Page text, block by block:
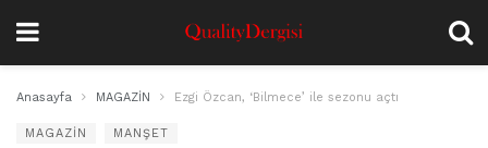
Anasayfa MAGAZİN Ezgi Özcan, ‘Bilmece’ ile sezonu açtı
MAGAZİN MANŞET